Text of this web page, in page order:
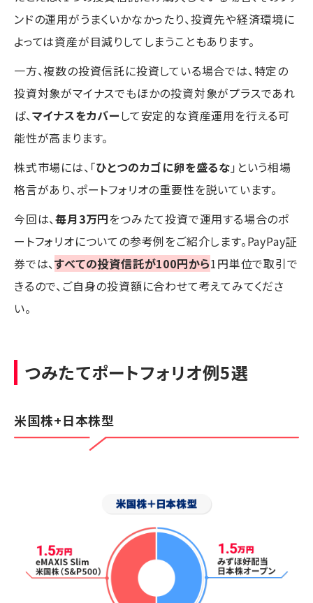
ンドの運用がうまくいかなかったり、投資先や経済環境に
よっては資産が目減りしてしまうこともあります。
一方、複数の投資信託に投資している場合では、特定の
投資対象がマイナスでもほかの投資対象がプラスであれ
ば、マイナスをカバーして安定的な資産運用を行える可
能性が高まります。
株式市場には、「ひとつのカゴに卵を盛るな 」という相場
格言があり、ポートフォリオの重要性を説いています。
今回は、毎月3万円をつみたて投資で運用する場合のポ
ートフォリオについての参考例をご紹介します。PayPay証
券では、すべての投資信託が100円から1円単位で取引で
きるので、ご自身の投資額に合わせて考えてみてくださ
い。
つみたてポートフォリオ例5選
米国株+日本株型